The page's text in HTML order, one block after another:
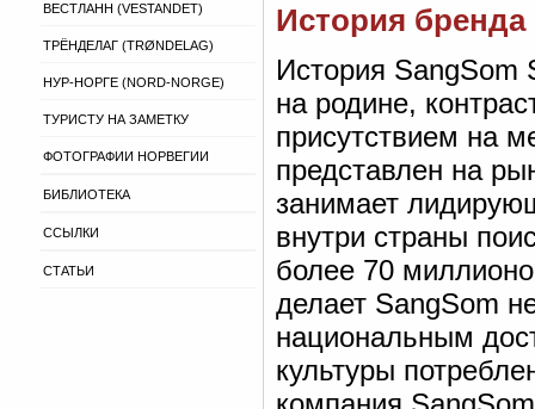
ВЕСТЛАНН (VESTANDET)
ТРЁНДЕЛАГ (TRØNDELAG)
НУР-НОРГЕ (NORD-NORGE)
ТУРИСТУ НА ЗАМЕТКУ
ФОТОГРАФИИ НОРВЕГИИ
БИБЛИОТЕКА
ССЫЛКИ
СТАТЬИ
История
История SangSom
на родине,
присутствием на
представлен на
занимает
внутри страны
более 70
делает SangSom
национальным
культуры